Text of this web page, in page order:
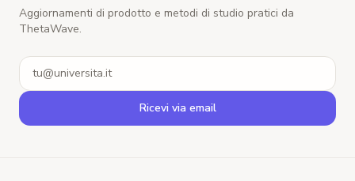
Aggiornamenti di prodotto e metodi di studio pratici da
ThetaWave.
Email
Ricevi via email